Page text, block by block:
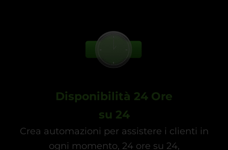
Disponibilità 24 Ore
su 24
Crea automazioni per assistere i clienti in
ogni momento, 24 ore su 24,